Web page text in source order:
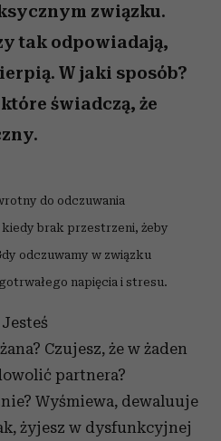
związku.
tak odpowiadają,
W jaki sposób?
świadczą, że
do odczuwania
brak przestrzeni, żeby
odczuwamy w związku
napięcia i stresu.
Jesteś
Czujesz, że w żaden
partnera?
Wyśmiewa, dewaluuje
żyjesz w dysfunkcyjnej